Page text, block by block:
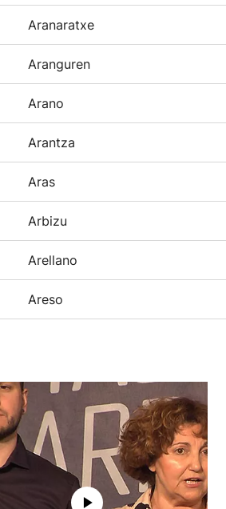
Aranaratxe
Aranguren
Arano
Arantza
Aras
Arbizu
Arellano
Areso